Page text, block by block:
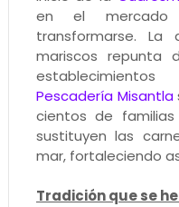
en el mercado
transformarse.
mariscos repunta
Pescadería Misantla
cientos de
sustituyen las
mar, fortaleciendo
Tradición que se